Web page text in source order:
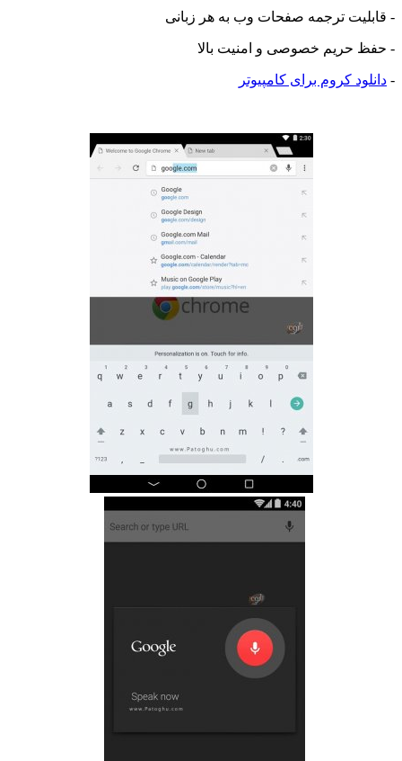
- قابلیت ترجمه صفحات وب به هر زبانی
- حفظ حریم خصوصی و امنیت بالا
- دانلود کروم برای کامپیوتر